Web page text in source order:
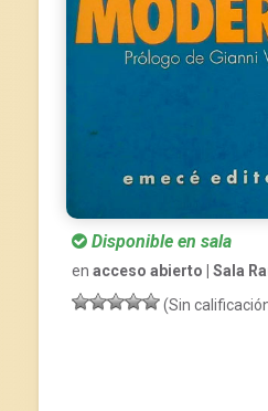
Disponible en sala
en acceso abierto | Sala
(Sin